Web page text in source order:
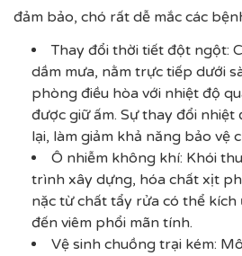
đảm bảo, chó rất dễ mắc các
Thay đổi thời tiết đột ngột:
dầm mưa, nằm trực tiếp dưới
phòng điều hòa với nhiệt độ
được giữ ấm. Sự thay đổi nhiệt
lại, làm giảm khả năng bảo vệ
Ô nhiễm không khí: Khói
trình xây dựng, hóa chất xịt
nặc từ chất tẩy rửa có thể
đến viêm phổi mãn tính.
Vệ sinh chuồng trại kém: